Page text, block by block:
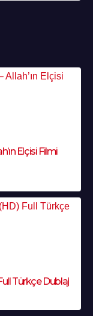
Elçisi Filmi
Türkçe Dublaj